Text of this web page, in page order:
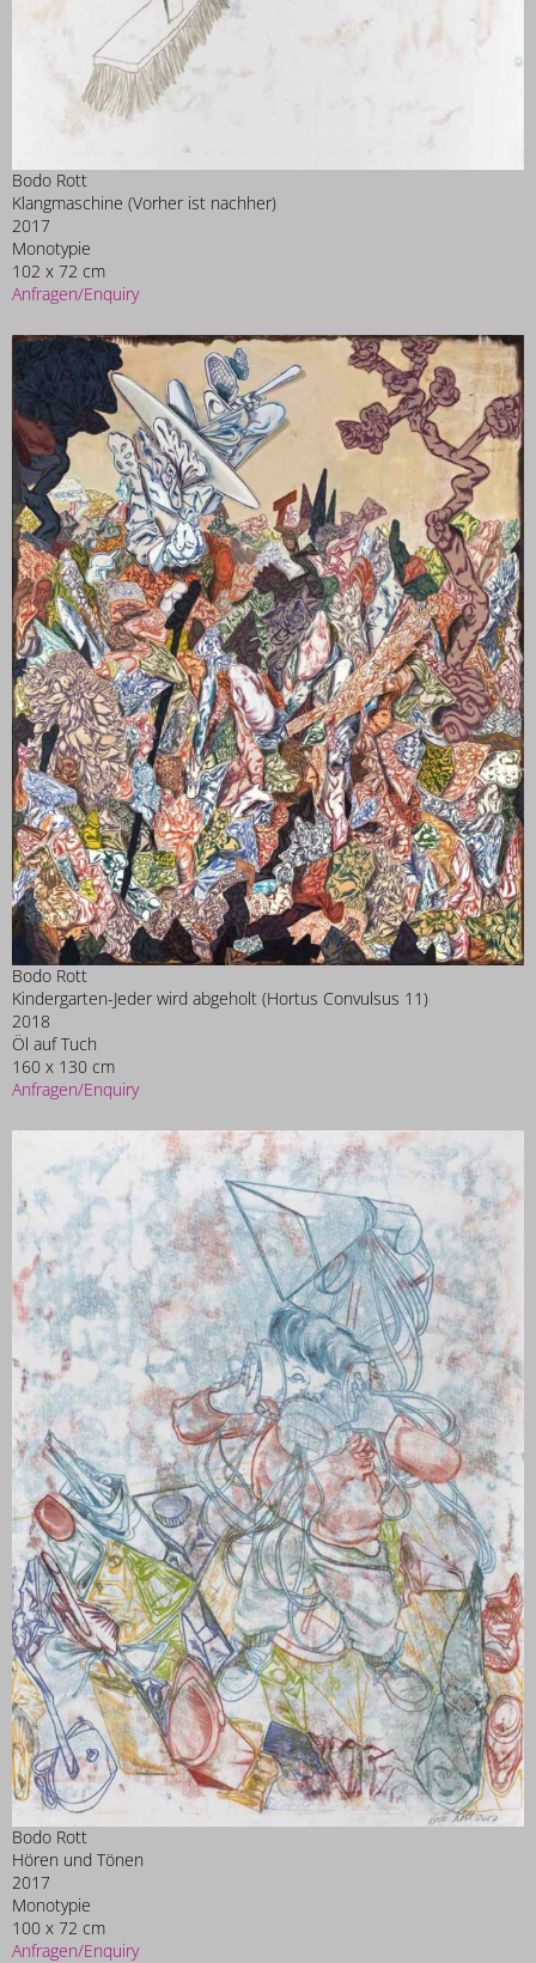
Bodo Rott
Klangmaschine (Vorher ist nachher)
2017
Monotypie
102 x 72 cm
Anfragen/Enquiry
Bodo Rott
Kindergarten-Jeder wird abgeholt (Hortus Convulsus 11)
2018
Öl auf Tuch
160 x 130 cm
Anfragen/Enquiry
Bodo Rott
Hören und Tönen
2017
Monotypie
100 x 72 cm
Anfragen/Enquiry